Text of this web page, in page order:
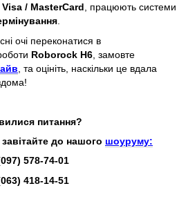
Visa / MasterCard
.
очі переконатися в
Roborock H6
, та оцініть, наскільки це вдала
питання?
до нашого шоуруму:
578-74-01
418-14-51